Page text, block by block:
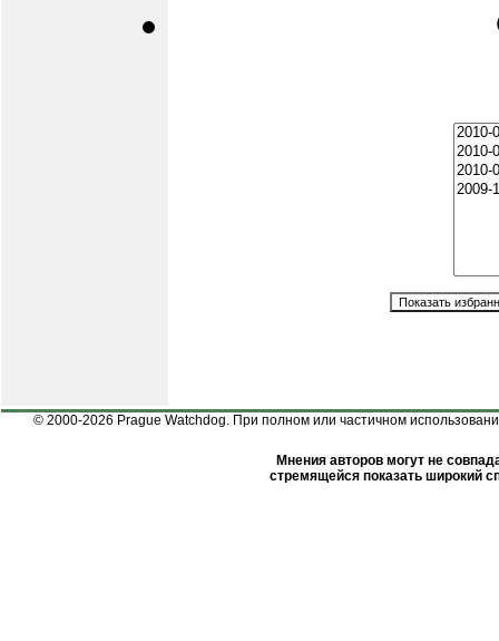
© 2000-2026 Prague Watchdog. При полном или частичном
Мнения авторов могут не
стремящейся показать широкий